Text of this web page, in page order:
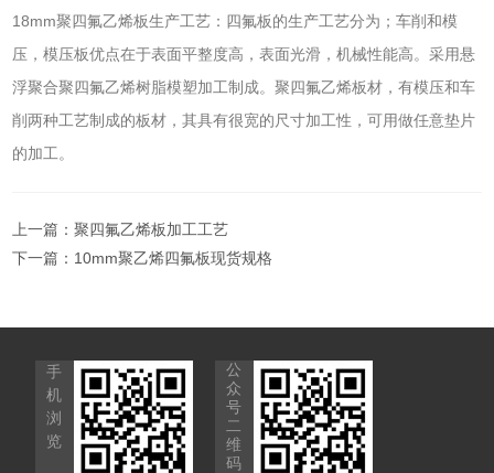
18mm聚四氟乙烯板生产工艺：四氟板的生产工艺分为；车削和模
压，模压板优点在于表面平整度高，表面光滑，机械性能高。采用悬
浮聚合聚四氟乙烯树脂模塑加工制成。聚四氟乙烯板材，有模压和车
削两种工艺制成的板材，其具有很宽的尺寸加工性，可用做任意垫片
的加工。
上一篇：聚四氟乙烯板加工工艺
下一篇： 10mm聚乙烯四氟板现货规格
手
机
浏
览
公
众
号
二
维
码